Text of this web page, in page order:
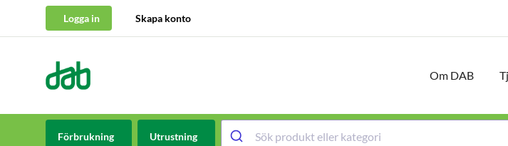
Logga in Skapa konto
DAB Dental Om DAB
Förbrukning Utrustning